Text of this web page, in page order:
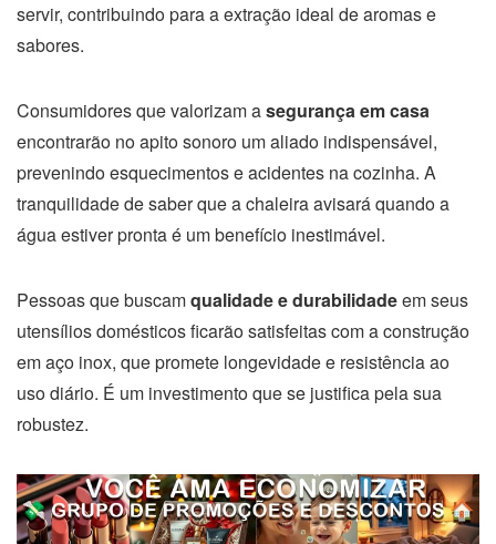
servir, contribuindo para a extração ideal de aromas e
sabores.
Consumidores que valorizam asegurança em casa
encontrarão no apito sonoro um aliado indispensável,
prevenindo esquecimentos e acidentes na cozinha. A
tranquilidade de saber que a chaleira avisará quando a
água estiver pronta é um benefício inestimável.
Pessoas que buscamqualidade e durabilidadeem seus
utensílios domésticos ficarão satisfeitas com a construção
em aço inox, que promete longevidade e resistência ao
uso diário. É um investimento que se justifica pela sua
robustez.